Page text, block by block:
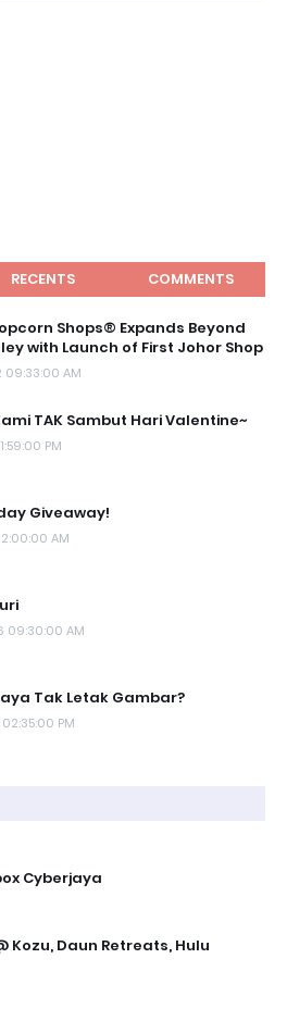
RECENTS COMMENTS
Shops® Expands Beyond
with Launch of First Johor Shop
09:33:00 AM
TAK Sambut Hari Valentine~
PM
Giveaway!
AM
09:30:00 AM
Tak Letak Gambar?
02:35:00 PM
Cyberjaya
Kozu, Daun Retreats, Hulu